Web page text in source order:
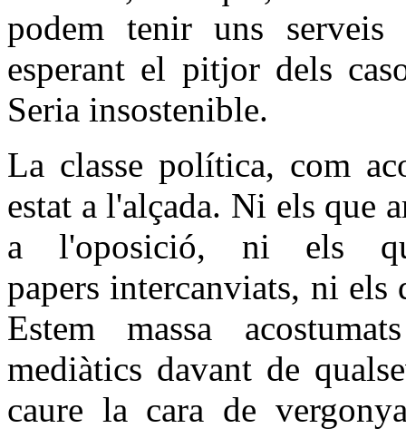
podem tenir uns serveis
esperant el pitjor dels
Seria insostenible.
La classe política, com
estat a l'alçada. Ni els que
a l'oposició, ni els
papers intercanviats, ni els
Estem massa
mediàtics davant de
caure la cara de